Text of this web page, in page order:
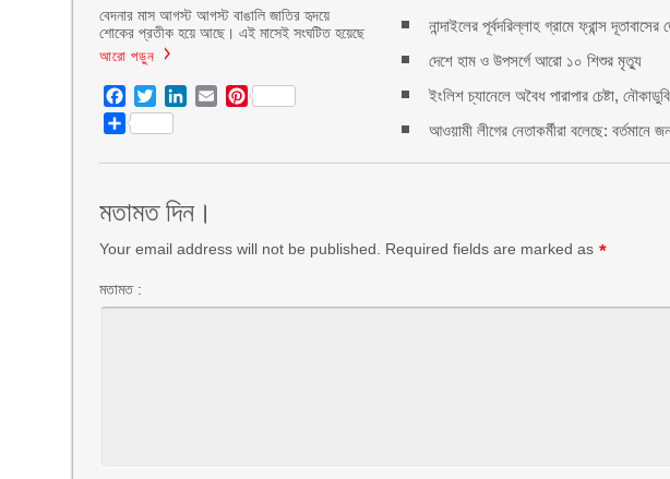
বেদনার মাস আগস্ট আগস্ট বাঙালি জাতির হৃদয়ে
শোকের প্রতীক হয়ে আছে। এই মাসেই সংঘটিত হয়েছে
আরো পড়ুন
Facebook
TwitterLinkedIn
EmailPinterest
Share
নান্দাইলের পূর্বদরিল্লাহ গ্রামে ফ্রান্স
দেশে হাম ও উপসর্গে আরো ১০ শিশুর মৃত্যু
ইংলিশ চ্যানেলে অবৈধ পারাপার চেষ্টা,
আওয়ামী লীগের নেতাকর্মীরা বলেছে: বর্তমানে
মতামত দিন।
Your email address will not be published. Required fields are marked as *
মতামত :